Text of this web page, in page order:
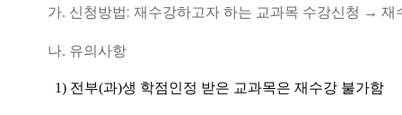
가. 신청방법: 재수강하고자 하는 교과목 수강신청 → 재
나. 유의사항
1) 전부(과)생 학점인정 받은 교과목은 재수강 불가함